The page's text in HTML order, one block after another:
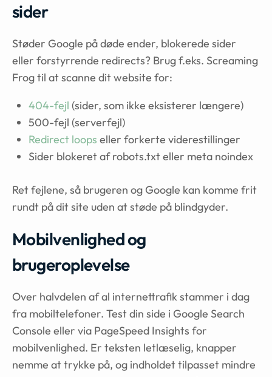
sider
Støder Google på døde ender, blokerede sider
eller forstyrrende redirects? Brug f.eks. Screaming
Frog til at scanne dit website for:
404-fejl (sider, som ikke eksisterer længere)
500-fejl (serverfejl)
Redirect loops eller forkerte viderestillinger
Sider blokeret af robots.txt eller meta noindex
Ret fejlene, så brugeren og Google kan komme frit
rundt på dit site uden at støde på blindgyder.
Mobilvenlighed og
brugeroplevelse
Over halvdelen af al internettrafik stammer i dag
fra mobiltelefoner. Test din side i Google Search
Console eller via PageSpeed Insights for
mobilvenlighed. Er teksten letlæselig, knapper
nemme at trykke på, og indholdet tilpasset mindre